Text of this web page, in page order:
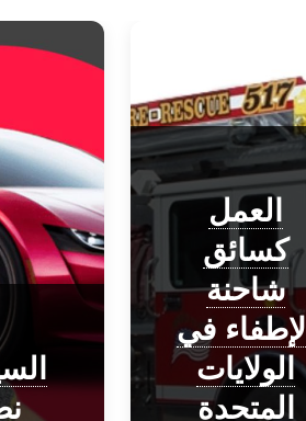
العمل
كسائق
شاحنة
الإطفاء في
الولايات
المتحدة